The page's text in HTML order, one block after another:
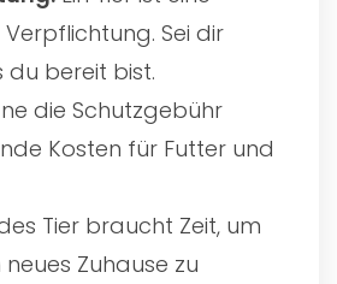
Sei dir
du bereit bist.
die Schutzgebühr
Kosten für Futter und
Tier braucht Zeit, um
Zuhause zu